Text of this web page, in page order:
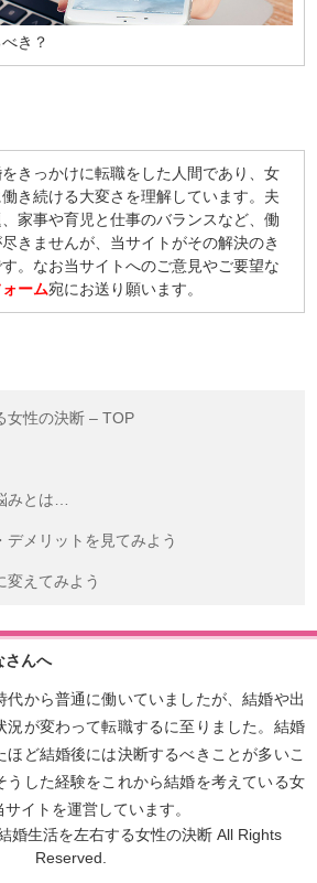
き？
きっかけに転職をした人間であり、女
き続ける大変さを理解しています。夫
家事や育児と仕事のバランスなど、働
きませんが、当サイトがその解決のき
。なお当サイトへのご意見やご要望な
ーム宛にお送り願います。
女性の決断 – TOP
みとは…
デメリットを見てみよう
変えてみよう
さんへ
代から普通に働いていましたが、結婚や出
況が変わって転職するに至りました。結婚
ど結婚後には決断するべきことが多いこ
うした経験をこれから結婚を考えている女
イトを運営しています。
婚生活を左右する女性の決断 All Rights
Reserved.